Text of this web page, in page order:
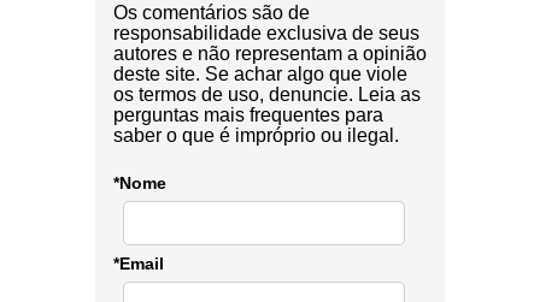
Os comentários são de
responsabilidade exclusiva de seus
autores e não representam a opinião
deste site. Se achar algo que viole
os termos de uso, denuncie. Leia as
perguntas mais frequentes para
saber o que é impróprio ou ilegal.
*Nome
*Email